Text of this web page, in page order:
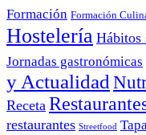
Formación Formación
Hostelería Hábitos
Jornadas gastronómicas
y Actualidad
Receta
restaurantes Streetfood